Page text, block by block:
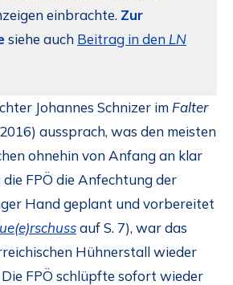
einbrachte. Zur
siehe auch Beitrag in den LN
Johannes Schnizer im Falter
aussprach, was den meisten
ohnehin von Anfang an klar
FPÖ die Anfechtung der
Hand geplant und vorbereitet
auf S. 7), war das
Hühnerstall wieder
FPÖ schlüpfte sofort wieder